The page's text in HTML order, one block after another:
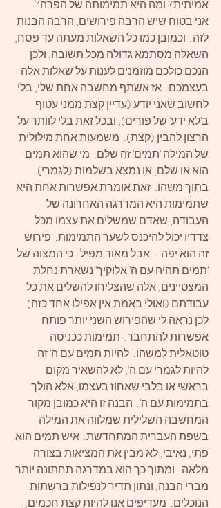
אמיתית? ומה היא תמימותה של הפרה?
אני בטוח שיש הרבה פירושים, הרבה הבנות
לזה.  וכמובן כמו כל השאלות מעתה עד פסח,
השאלה מסתמא גדולה מכל תשובה, ולכן
הנכם כולכם מוזמנים לענות על שאלות אלה
בעצמכם.  אז אשתף מחשבה אחת שלי, בלי
לחשוב שאני יודע (עדיין קצת ממני עטוף
ב'לא ידע' של פורים), ובכל זאת בלי לוותר על
הרצון להבין (קצת).  משמעות אחת מילולית
של המילה 'תמים' זה שלם.  מי שהוא תמים
הוא או שלם, או נמצא בשלמות (לגמרי)
בתוך משהו.  זאת אומרת אפשרות אחת היא
שתמימות היא המדרגה האחרונה של
העבודה, שאדם שמשלים את עצמו מכל
צדדיו יכול להיכנס לשער התמימות.  פירוש
זה הוא יפה – אבל מאוד מפיל.  כי המצוה של
'תמים תהיה עם ה' אלוקיך' נשארת נחלת
המצטיינים, אלה שהצליחו להשלים את כל
עבודתם (ואולי באמת אין אפילו אחד כזה).
לכן נראה לי שהפירוש השני יותר פותח
אפשרות להתחבר.  תמימות ככניסה
טוטאלית למשהו.  להיות תמים עם ה' זה
להיות לגמרי עם ה', לא להשאיר מקום
בראשי או בלבי שאחוז בעצמו, אלא הולך
בתמימות עם ה'.  הבנה זו היא כמובן מקור
המחשבה השלילית שמלווה את המילה
בשפת העברית המתחדשת.  איש תמים הוא
פתי, נאיבי, לא מבין את המציאות בצורה
מלאה.  ומתוך כך הוא במדרגה תחתונה יותר
מברי הבנה, ונתון תדיר לנפילות ברשתות
הנוכלים.  מעדיפים אנו להיות קצת חכמים,